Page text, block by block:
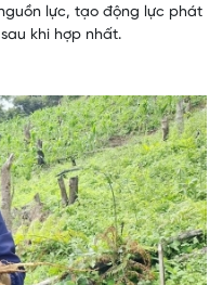
lực, tạo động lực phát
khi hợp nhất.